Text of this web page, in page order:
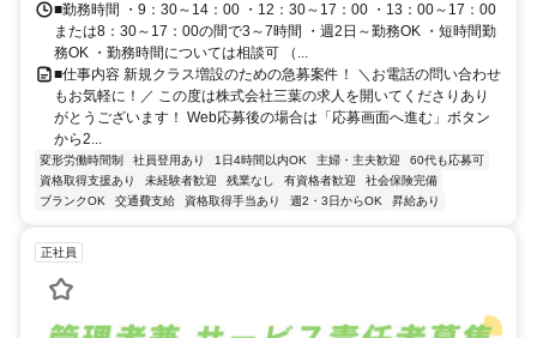
■勤務時間 ・9：30～14：00 ・12：30～17：00 ・13：00～17：00
または8：30～17：00の間で3～7時間 ・週2日～勤務OK ・短時間勤
務OK ・勤務時間については相談可 （...
■仕事内容 新規クラス増設のための急募案件！ ＼お電話の問い合わせ
もお気軽に！／ この度は株式会社三葉の求人を開いてくださりあり
がとうございます！ Web応募後の場合は「応募画面へ進む」ボタン
から2...
変形労働時間制 社員登用あり 1日4時間以内OK 主婦・主夫歓迎
60代も応募可
資格取得支援あり
未経験者歓迎 残業なし 有資格者歓迎
社会保険完備
ブランクOK
交通費支給 資格取得手当あり 週2・3日からOK 昇給あり
正社員